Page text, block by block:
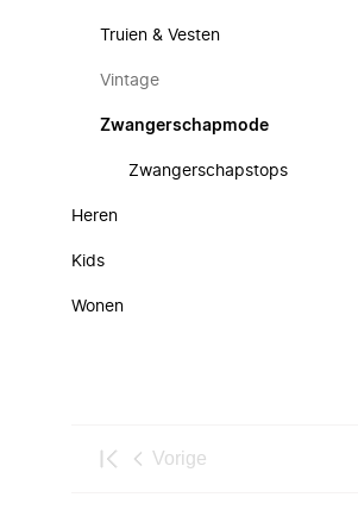
Truien & Vesten
Vintage
Zwangerschapmode
Zwangerschapstops
Heren
Kids
Wonen
Vorige